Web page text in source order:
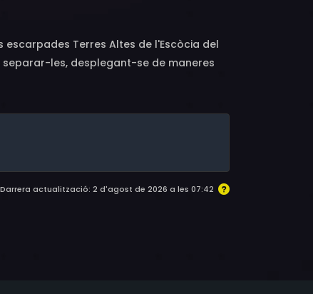
Terres Altes de l'Escòcia del
separar-les, desplegant-se de maneres
a través del temps.
Darrera actualització: 2 d'agost de 2026 a les 07:42